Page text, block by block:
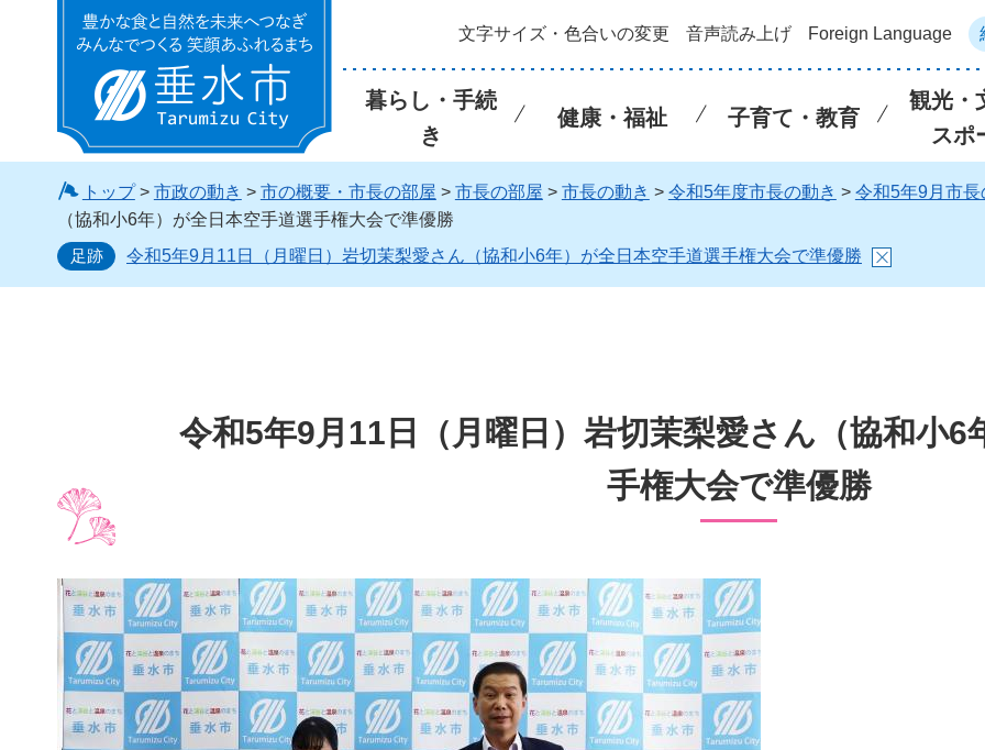
垂水市 文字サイズ・色合いの変更 音声読み上げ Foreign Language
暮らし・手続
き
健康・福祉 子育て・教育
観光・
スポ
トップ> 市政の動き > 市の概要・市長の部屋 > 市長の部屋 > 市長の動き > 令和5年度市長の動き > 令和5年9月市長
（協和小6年）が全日本空手道選手権大会で準優勝
足跡
令和5年9月11日（月曜日）岩切茉梨愛さん（協和小6年）が全日本空手道選手権大会で準優勝
令和5年9月11日（月曜日）岩切茉梨愛さん（協和小6
手権大会で準優勝